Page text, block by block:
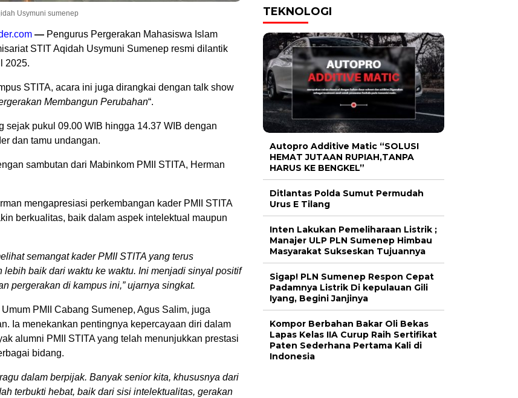
Usymuni sumenep
— Pengurus Pergerakan Mahasiswa Islam
STIT Aqidah Usymuni Sumenep resmi dilantik
2025.
STITA, acara ini juga dirangkai dengan talk show
Membangun Perubahan“.
sejak pukul 09.00 WIB hingga 14.37 WIB dengan
dan tamu undangan.
sambutan dari Mabinkom PMII STITA, Herman
mengapresiasi perkembangan kader PMII STITA
berkualitas, baik dalam aspek intelektual maupun
semangat kader PMII STITA yang terus
lebih baik dari waktu ke waktu. Ini menjadi sinyal positif
pergerakan di kampus ini,” ujarnya singkat.
PMII Cabang Sumenep, Agus Salim, juga
Ia menekankan pentingnya kepercayaan diri dalam
alumni PMII STITA yang telah menunjukkan prestasi
bidang.
dalam berpijak. Banyak senior kita, khususnya dari
terbukti hebat, baik dari sisi intelektualitas, gerakan
TEKNOLOGI
Autopro Additive Matic “SOLUSI
HEMAT JUTAAN RUPIAH,TANPA
HARUS KE BENGKEL”
Ditlantas Polda Sumut Permudah
Urus E Tilang
Inten Lakukan Pemeliharaan Listrik ;
Manajer ULP PLN Sumenep Himbau
Masyarakat Sukseskan Tujuannya
Sigap! PLN Sumenep Respon Cepat
Padamnya Listrik Di kepulauan Gili
Iyang, Begini Janjinya
Kompor Berbahan Bakar Oli Bekas
Lapas Kelas IIA Curup Raih Sertifikat
Paten Sederhana Pertama Kali di
Indonesia